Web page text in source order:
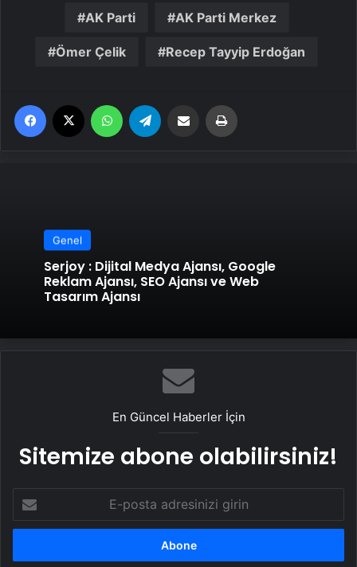
AK Parti AK Parti Merkez
Ömer Çelik Recep Tayyip Erdoğan
Facebook WhatsApp Email'den paylaş
Genel
Serjoy : Dijital Medya Ajansı, Google
Reklam Ajansı, SEO Ajansı ve Web
Tasarım Ajansı
En Güncel Haberler İçin
Sitemize abone olabilirsiniz!
posta
adresinizi